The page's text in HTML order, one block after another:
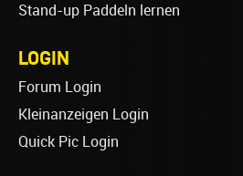
Stand-up Paddeln lernen
LOGIN
Forum Login
Kleinanzeigen Login
Quick Pic Login